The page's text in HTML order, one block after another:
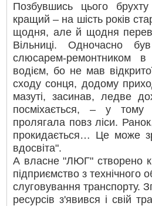
Позбувшись цього
кращий – на шість років
щодня, але й щодня
Вільниці. Одночасно
слюсарем-ремонтником
водієм, бо не мав
сходу сонця, додому
мазуті, засинав, ледве
посміхається, – у
пролягала повз ліси.
прокидається… Це може
вдосвіта".
А власне "ЛЮГ" створено
підприємство з технічного
слуговування транспорту.
ресурсів з'явився і свій